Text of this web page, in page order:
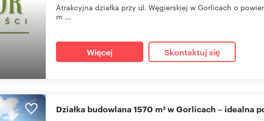
Atrakcyjna działka przy ul. Węgierskiej w Gorlicach o
m ...
Więcej Skontaktuj się
Działka budowlana 1570 m² w Gorlicach – idealna